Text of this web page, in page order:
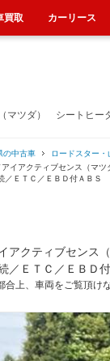
ツダ） シートヒー
の中古車
ロードスター
イアクティブセンス（マ
ＥＴＣ／ＥＢＤ付ＡＢＳ
クティブセン
ＥＴＣ／ＥＢＤ付
上、車両をご覧頂け
買取 カーリース